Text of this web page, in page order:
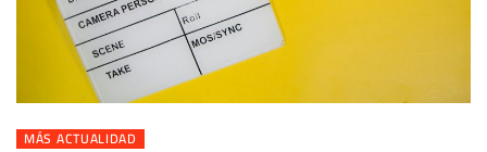
MÁS ACTUALIDAD